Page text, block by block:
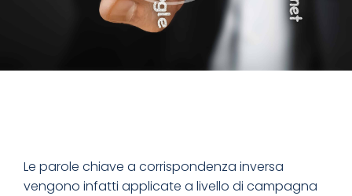
Le parole chiave a corrispondenza inversa
vengono infatti applicate a livello di campagna